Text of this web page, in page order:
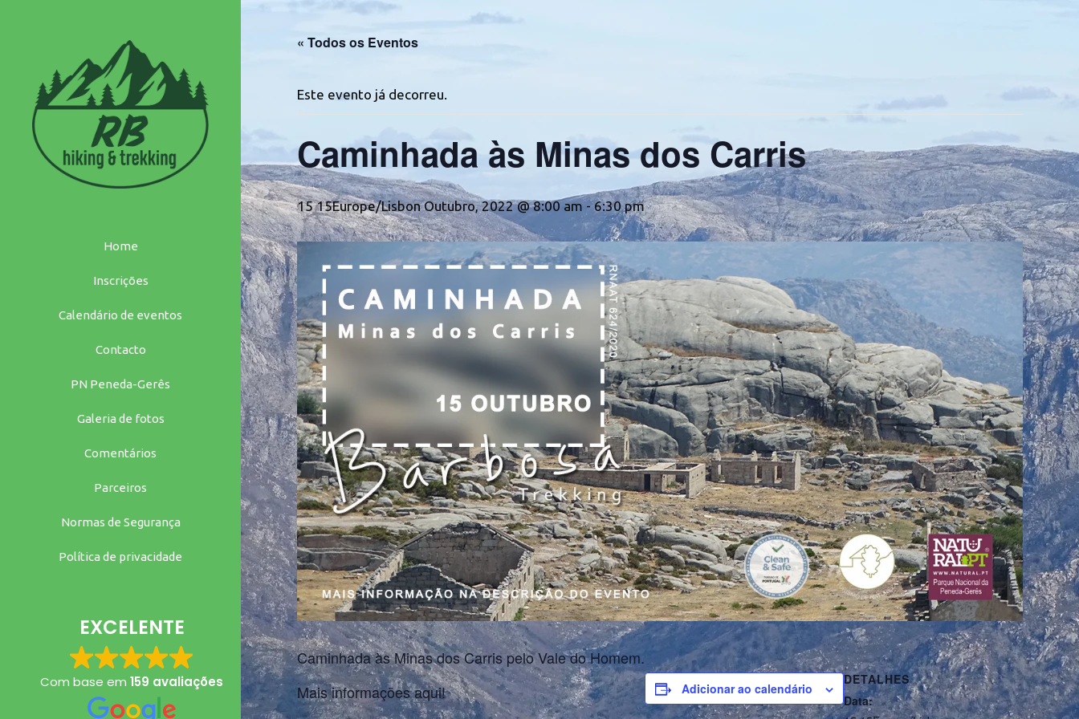
Home
Inscrições
Calendário de eventos
Contacto
PN Peneda-Gerês
Galeria de fotos
Comentários
Parceiros
Normas de Segurança
Política de privacidade
EXCELENTE
Com base em 159 avaliações
« Todos os Eventos
Este evento já decorreu.
Caminhada às Minas dos Carris
15 15Europe/Lisbon Outubro, 2022 @ 8:00 am-6:30 pm
Caminhada às Minas dos Carris pelo Vale do Homem.
Mais informaçõesaqui! Adicionar ao calendário
DETALHES
Data: